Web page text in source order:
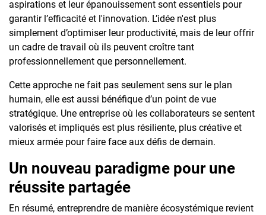
aspirations et leur épanouissement sont essentiels pour
garantir l’efficacité et l'innovation. L’idée n'est plus
simplement d’optimiser leur productivité, mais de leur offrir
un cadre de travail où ils peuvent croître tant
professionnellement que personnellement.
Cette approche ne fait pas seulement sens sur le plan
humain, elle est aussi bénéfique d’un point de vue
stratégique. Une entreprise où les collaborateurs se sentent
valorisés et impliqués est plus résiliente, plus créative et
mieux armée pour faire face aux défis de demain.
Un nouveau paradigme pour une
réussite partagée
En résumé, entreprendre de manière écosystémique revient